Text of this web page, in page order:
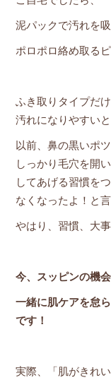
泥パックで汚れを
ポロポロ絡め取る
ふき取りタイプだ
汚れになりやすい
以前、鼻の黒いポ
しっかり毛穴を開
してあげる習慣を
なくなったよ！と
やはり、習慣、大
今、スッピンの機会
一緒に肌ケアを怠
です！
実際、「肌がきれ